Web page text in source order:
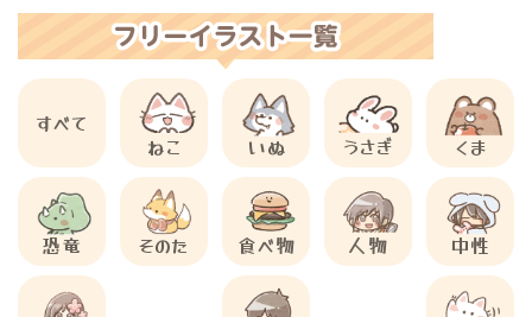
すべて
ねこ
いぬ うさぎ くま
恐竜 そのた 食べ物 人物 中性